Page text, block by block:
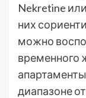
Nekretine
них
можно
временного
диапазоне